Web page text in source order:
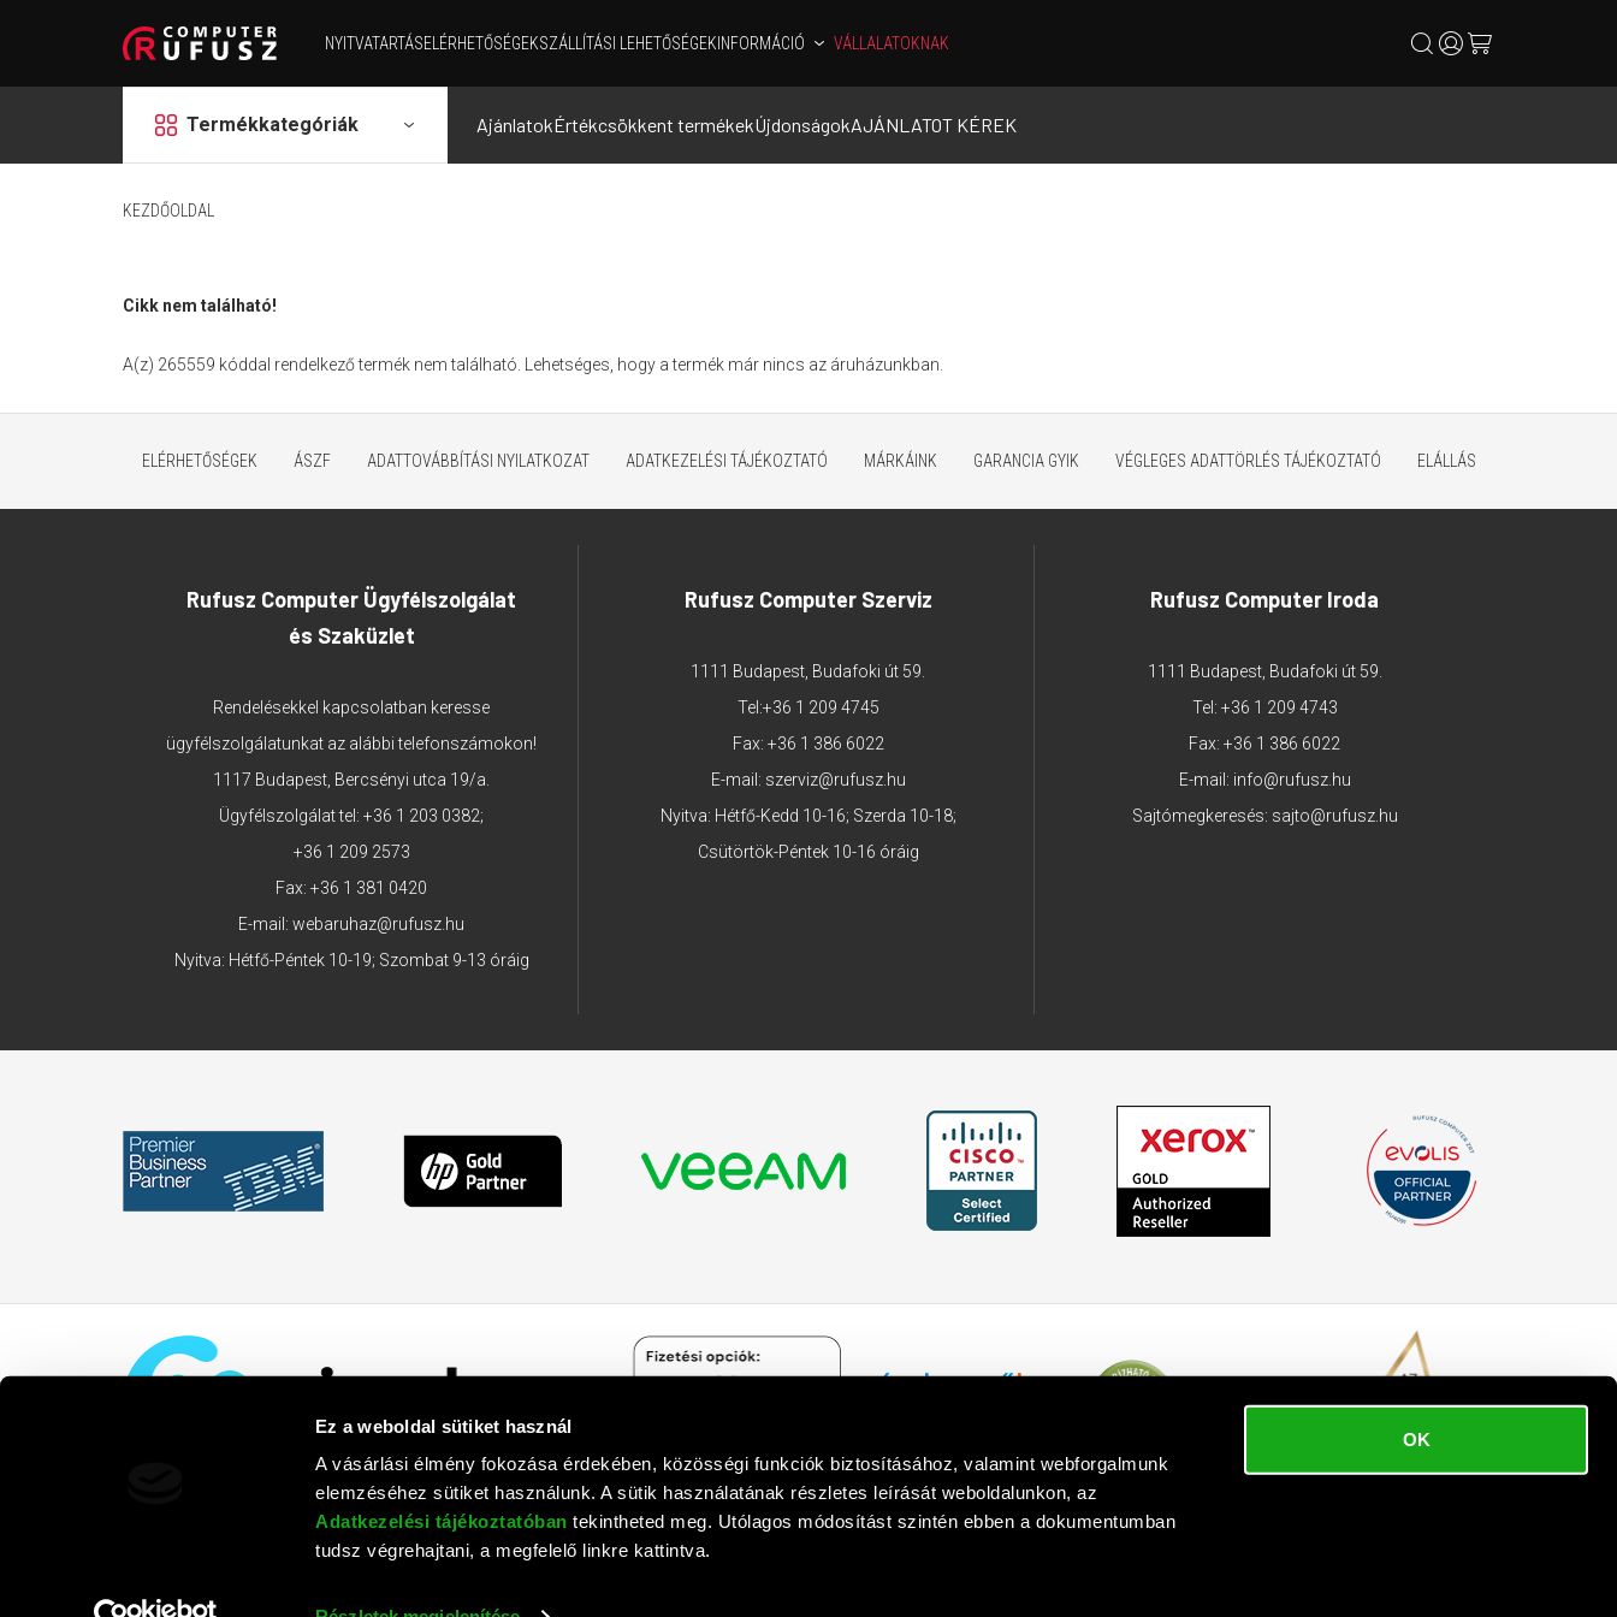
Ez a weboldal sütiket használ
A vásárlási élmény fokozása érdekében, közösségi funkciók biztosításához, valamint webforgalmunk
elemzéséhez sütiket használunk. A sütik használatának részletes leírását weboldalunkon, az
Adatkezelési tájékoztatóban tekintheted meg. Utólagos módosítást szintén ebben a dokumentumban
tudsz végrehajtani, a megfelelő linkre kattintva.
OK
NYITVATARTÁSELÉRHETŐSÉGEKSZÁLLÍTÁSI LEHETŐSÉGEKINFORMÁCIÓ VÁLLALATOKNAK search usercart
grid Termékkategóriák AjánlatokÉrtékcsökkent termékekÚjdonságokAJÁNLATOT KÉREK
KEZDŐOLDAL
Cikk nem található!
A(z) 265559 kóddal rendelkező termék nem található. Lehetséges, hogy a termék már nincs az áruházunkban.
ELÉRHETŐSÉGEK ÁSZF ADATTOVÁBBÍTÁSI NYILATKOZAT ADATKEZELÉSI TÁJÉKOZTATÓ MÁRKÁINK GARANCIA GYIK VÉGLEGES ADATTÖRLÉS TÁJÉKOZTATÓ ELÁLLÁS
Rufusz Computer Ügyfélszolgálat
és Szaküzlet
Rendelésekkel kapcsolatban keresse
ügyfélszolgálatunkat az alábbi telefonszámokon!
1117 Budapest, Bercsényi utca 19/a.
Ügyfélszolgálat tel:+36 1 203 0382;
+36 1 209 2573
Fax: +36 1 381 0420
E-mail:webaruhaz@rufusz.hu
Nyitva: Hétfő-Péntek 10-19; Szombat 9-13 óráig
Rufusz Computer Szerviz
1111 Budapest, Budafoki út 59.
Tel:+36 1 209 4745
Fax: +36 1 386 6022
E-mail: szerviz@rufusz.hu
Nyitva: Hétfő-Kedd 10-16; Szerda 10-18;
Csütörtök-Péntek 10-16 óráig
Rufusz Computer Iroda
1111 Budapest, Budafoki út 59.
Tel: +36 1 209 4743
Fax: +36 1 386 6022
E-mail: info@rufusz.hu
Sajtómegkeresés: sajto@rufusz.hu
Rufusz Computer Informatika Zrt. © 1992 - 2018. Minden jog fenntartva. All rights reserved.